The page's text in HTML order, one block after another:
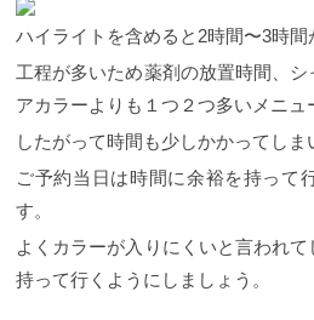
ハイライトを含めると2時間〜3時間
工程が多いため薬剤の放置時間、
アカラーよりも１つ２つ多いメニュ
したがって時間も少しかかってしま
ご予約当日は時間に余裕を持って
す。
よくカラーが入りにくいと言われ
持って行くようにしましょう。